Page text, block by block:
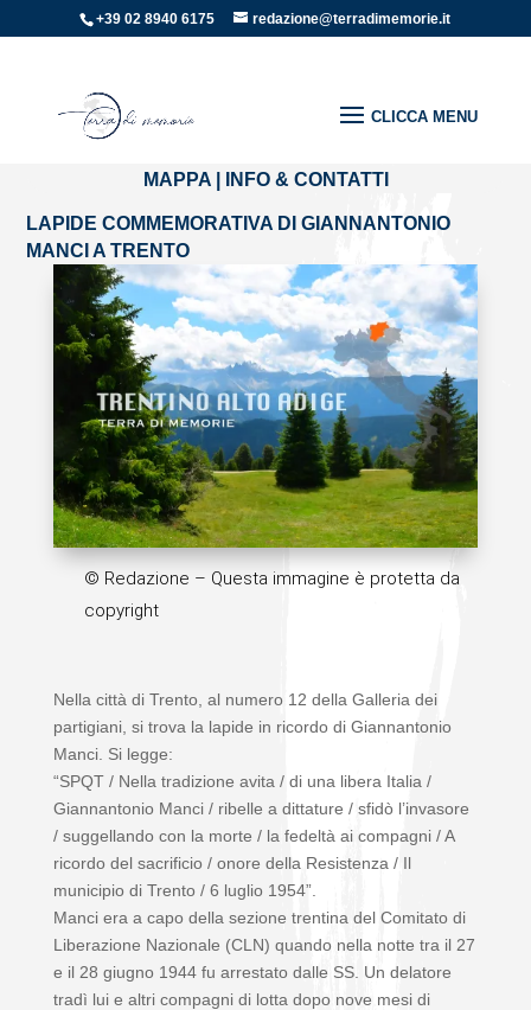
+39 02 8940 6175 redazione@terradimemorie.it
Home»Targhe e lapidi
LAPIDE COMMEMORATIVA DI
GIANNANTONIO MANCI A TRENTO
MAPPA| INFO & CONTATTI
LAPIDE COMMEMORATIVA DI GIANNANTONIO
MANCI A TRENTO
© Redazione – Questa immagine è protetta da
copyright
Nella città di Trento, al numero 12 della Galleria dei
partigiani, si trova la lapide in ricordo di Giannantonio
Manci. Si legge:
“SPQT / Nella tradizione avita / di una libera Italia /
Giannantonio Manci / ribelle a dittature / sfidò l’invasore
/ suggellando con la morte / la fedeltà ai compagni / A
ricordo del sacrificio / onore della Resistenza / Il
municipio di Trento / 6 luglio 1954”.
Manci era a capo della sezione trentina del Comitato di
Liberazione Nazionale (CLN) quando nella notte tra il 27
e il 28 giugno 1944 fu arrestato dalle SS. Un delatore
tradì lui e altri compagni di lotta dopo nove mesi di